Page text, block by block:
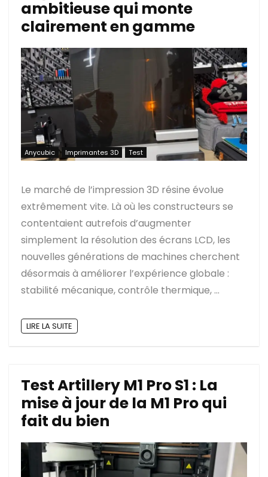
ambitieuse qui monte
clairement en gamme
Anycubic Imprimantes 3D Test
Le marché de l’impression 3D résine évolue
extrêmement vite. Là où les constructeurs se
contentaient autrefois d’augmenter
simplement la résolution des écrans LCD, les
nouvelles générations de machines cherchent
désormais à améliorer l’expérience globale :
stabilité mécanique, contrôle thermique, ...
LIRE LA SUITE
Test Artillery M1 Pro S1 : La
mise à jour de la M1 Pro qui
fait du bien